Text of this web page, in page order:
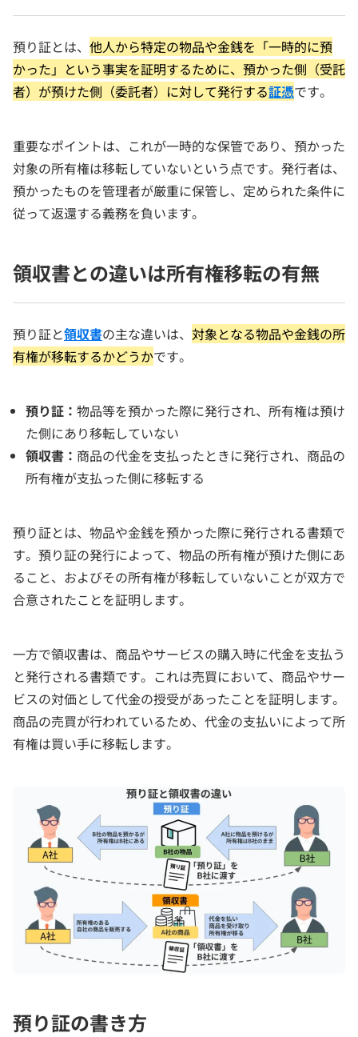
預り証とは、 他人から特定の物品や金銭を「一時的に預
かった」という事実を証明するために、預かった側（受託
者）が預けた側（委託者）に対して発行する証憑です。
重要なポイントは、これが一時的な保管であり、預かった
対象の所有権は移転していないという点です。発行者は、
預かったものを管理者が厳重に保管し、定められた条件に
従って返還する義務を負います。
領収書との違いは所有権移転の有無
預り証と領収書の主な違いは、 対象となる物品や金銭の所
有権が移転するかどうかです。
預り証： 物品等を預かった際に発行され、所有権は預け
た側にあり移転していない
領収書： 商品の代金を支払ったときに発行され、商品の
所有権が支払った側に移転する
預り証とは、物品や金銭を預かった際に発行される書類で
す。預り証の発行によって、物品の所有権が預けた側にあ
ること、およびその所有権が移転していないことが双方で
合意されたことを証明します。
一方で領収書は、商品やサービスの購入時に代金を支払う
と発行される書類です。これは売買において、商品やサー
ビスの対価として代金の授受があったことを証明します。
商品の売買が行われているため、代金の支払いによって所
有権は買い手に移転します。
預り証の書き方